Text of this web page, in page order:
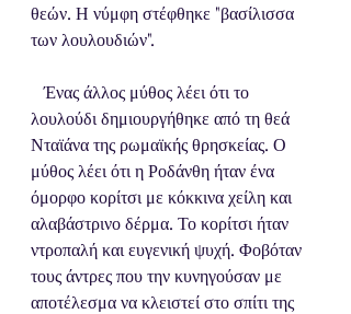
θεών. Η νύμφη στέφθηκε "βασίλισσα
των λουλουδιών".
   Ένας άλλος μύθος λέει ότι το
λουλούδι δημιουργήθηκε από τη θεά
Νταϊάνα της ρωμαϊκής θρησκείας. Ο
μύθος λέει ότι η Ροδάνθη ήταν ένα
όμορφο κορίτσι με κόκκινα χείλη και
αλαβάστρινο δέρμα. Το κορίτσι ήταν
ντροπαλή και ευγενική ψυχή. Φοβόταν
τους άντρες που την κυνηγούσαν με
αποτέλεσμα να κλειστεί στο σπίτι της